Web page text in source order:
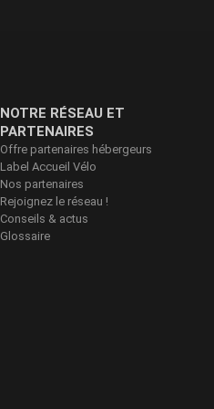
NOTRE RÉSEAU ET
PARTENAIRES
Offre partenaires hébergeurs
Label Accueil Vélo
Nos partenaires
Rejoignez le réseau !
Conseils & actus
Glossaire